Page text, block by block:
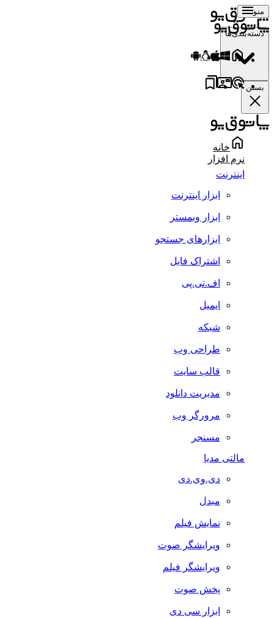
منو
دسته‌بندی‌ها
بستن
خانه
نرم افزار
اینترنت
ابزار اینترنت
ابزار وبمستر
ابزارهای جستجو
اشتراک فایل
اف.تی.پی
ایمیل
شبکه
طراحی وب
قالب سایت
مدیریت دانلود
مرورگر وب
مسنجر
مالتی مدیا
دی.وی.دی
مبدل
نمایش فیلم
ویرایشگر صوت
ویرایشگر فیلم
پخش صوت
ابزار سی دی